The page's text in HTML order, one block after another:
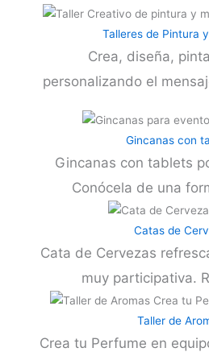
Talleres de Pintura
Crea, diseña,
personalizando el
Gincanas con
Gincanas con tablets
Conócela de una
Catas de
Cata de Cervezas
muy participativa.
Taller de
Crea tu Perfume en